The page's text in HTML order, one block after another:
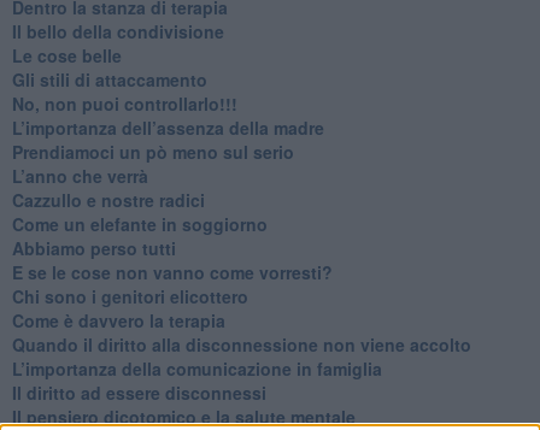
​Dentro la stanza di terapia
​Il bello della condivisione
Le cose belle
​Gli stili di attaccamento
No, non puoi controllarlo!!!
​L’importanza dell’assenza della madre
​Prendiamoci un pò meno sul serio
​L’anno che verrà
​Cazzullo e nostre radici
​Come un elefante in soggiorno
​Abbiamo perso tutti
E se le cose non vanno come vorresti?
​Chi sono i genitori elicottero
Come è davvero la terapia
Quando il diritto alla disconnessione non viene accolto
​L’importanza della comunicazione in famiglia
​Il diritto ad essere disconnessi
​Il pensiero dicotomico e la salute mentale